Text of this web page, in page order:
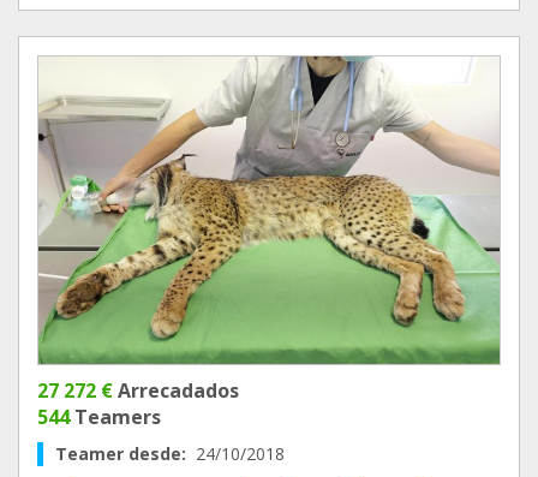
27 272 €Arrecadados
544Teamers
Teamer desde: 24/10/2018